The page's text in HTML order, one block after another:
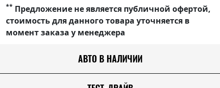
** Предложение не является публичной офертой,
стоимость для данного товара уточняется в
момент заказа у менеджера
АВТО В НАЛИЧИИ